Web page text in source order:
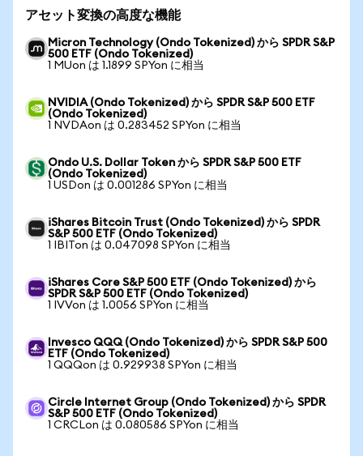
アセット変換の高度な機能
Micron Technology (Ondo Tokenized) から SPDR S&P
500 ETF (Ondo Tokenized)
1 MUon は 1.1899 SPYon に相当
NVIDIA (Ondo Tokenized) から SPDR S&P 500 ETF
(Ondo Tokenized)
1 NVDAon は 0.283452 SPYon に相当
Ondo U.S. Dollar Token から SPDR S&P 500 ETF
(Ondo Tokenized)
1 USDon は 0.001286 SPYon に相当
iShares Bitcoin Trust (Ondo Tokenized) から SPDR
S&P 500 ETF (Ondo Tokenized)
1 IBITon は 0.047098 SPYon に相当
iShares Core S&P 500 ETF (Ondo Tokenized) から
SPDR S&P 500 ETF (Ondo Tokenized)
1 IVVon は 1.0056 SPYon に相当
Invesco QQQ (Ondo Tokenized) から SPDR S&P 500
ETF (Ondo Tokenized)
1 QQQon は 0.929938 SPYon に相当
Circle Internet Group (Ondo Tokenized) から SPDR
S&P 500 ETF (Ondo Tokenized)
1 CRCLon は 0.080586 SPYon に相当